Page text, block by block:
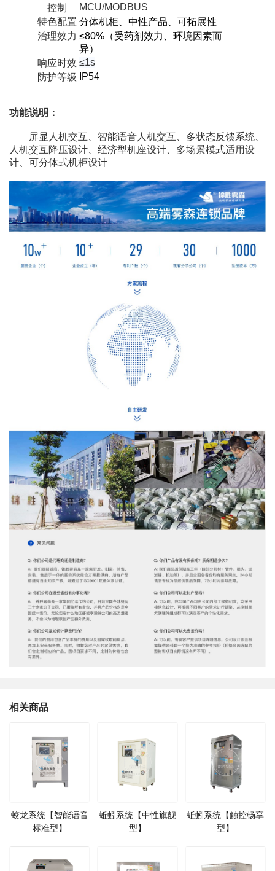
控制
MCU/MODBUS
特色配置 分体机柜、中性产品、可拓展性
治理效力 ≤80%（受药剂效力、环境因素而
异）
响应时效 ≤1s
防护等级
IP54
功能说明：
屏显人机交互、智能语音人机交互、多状态反馈系统、
人机交互降压设计、经济型机座设计、多场景模式适用设
计、可分体式机柜设计
相关商品
蛟龙系统【智能语音
标准型】
蚯蚓系统【中性旗舰
型】
蚯蚓系统【触控畅享
型】